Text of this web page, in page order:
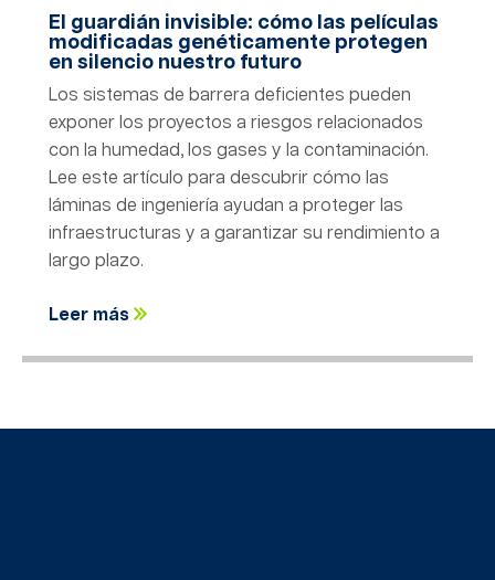
El guardián invisible: cómo las películas
modificadas genéticamente protegen
en silencio nuestro futuro
Los sistemas de barrera deficientes pueden
exponer los proyectos a riesgos relacionados
con la humedad, los gases y la contaminación.
Lee este artículo para descubrir cómo las
láminas de ingeniería ayudan a proteger las
infraestructuras y a garantizar su rendimiento a
largo plazo.
Leer más